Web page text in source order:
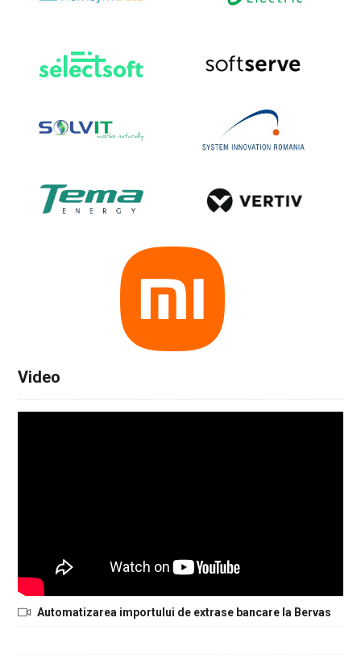
Video
Automatizarea importului de extrase bancare la Bervas